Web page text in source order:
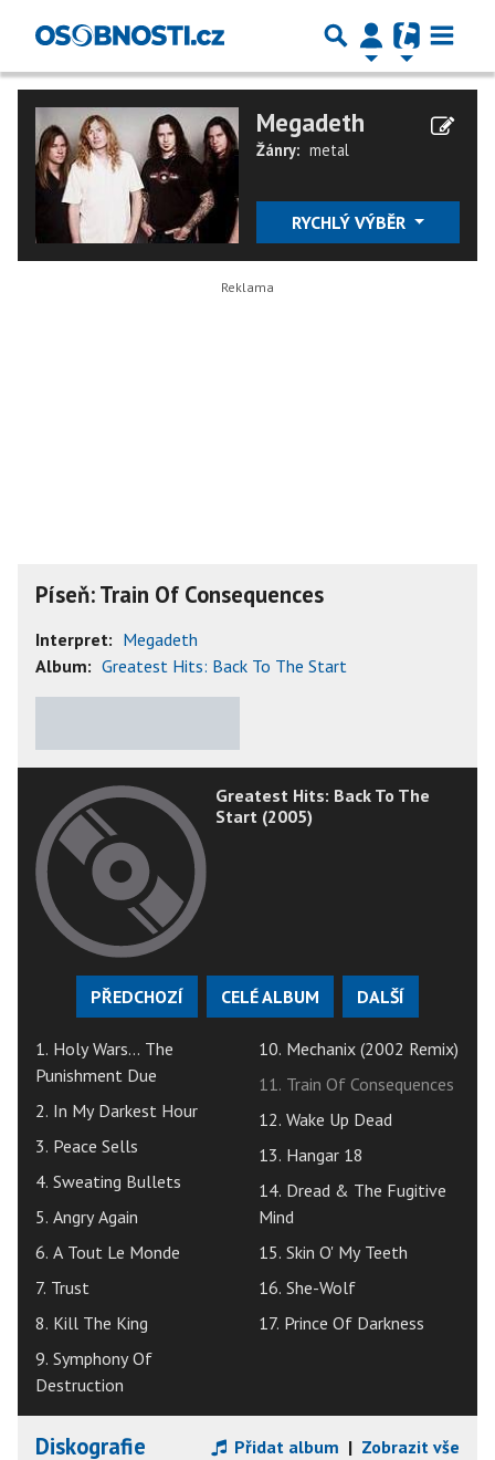
Megadeth
Žánry: metal
RYCHLÝ VÝBĚR
Píseň: Train Of Consequences
Interpret: Megadeth
Album: Greatest Hits: Back To The Start
Greatest Hits: Back To The
Start (2005)
PŘEDCHOZÍ CELÉ ALBUM DALŠÍ
1. Holy Wars... The
Punishment Due
2. In My Darkest Hour
3. Peace Sells
4. Sweating Bullets
5. Angry Again
6. A Tout Le Monde
7. Trust
8. Kill The King
9. Symphony Of
Destruction
10. Mechanix (2002 Remix)
11. Train Of Consequences
12. Wake Up Dead
13. Hangar 18
14. Dread & The Fugitive
Mind
15. Skin O' My Teeth
16. She-Wolf
17. Prince Of Darkness
Diskografie Přidat album | Zobrazit vše